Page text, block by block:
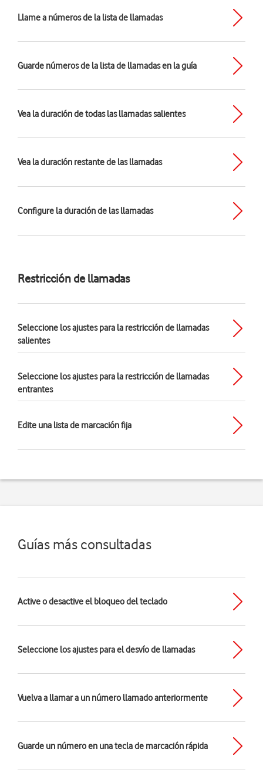
Llame a números de la lista de llamadas
Guarde números de la lista de llamadas en la guía
Vea la duración de todas las llamadas salientes
Vea la duración restante de las llamadas
Configure la duración de las llamadas
Restricción de llamadas
Seleccione los ajustes para la restricción de llamadas
salientes
Seleccione los ajustes para la restricción de llamadas
entrantes
Edite una lista de marcación fija
Guías más consultadas
Active o desactive el bloqueo del teclado
Seleccione los ajustes para el desvío de llamadas
Vuelva a llamar a un número llamado anteriormente
Guarde un número en una tecla de marcación rápida